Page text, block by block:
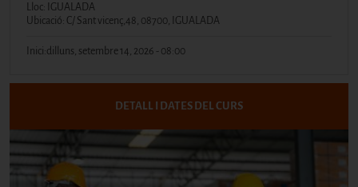
Lloc: IGUALADA
Ubicació: C/ Sant vicenç,48, 08700, IGUALADA
Inici:dilluns, setembre 14, 2026 - 08:00
DETALL I DATES DEL CURS